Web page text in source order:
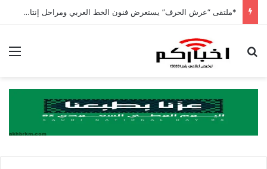
*ملتقى “عرش الحرف” يستعرض فنون الخط العربي ومراحل إنتاج اللوحة الخطية في يومه الثالث
بحث عن